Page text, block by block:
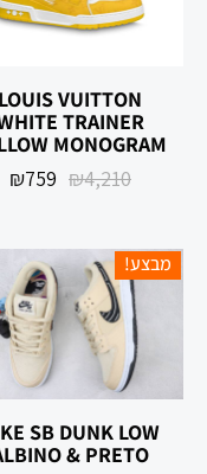
‏LOUIS VUITTON
TRAINER ‏WHITE
MONOGRAM
₪4,210
₪759
מבצע!
SB DUNK LOW